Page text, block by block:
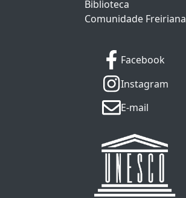
Biblioteca
Comunidade Freiriana
Facebook
Instagram
E-mail